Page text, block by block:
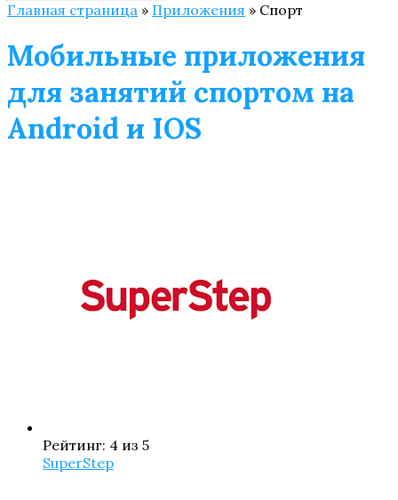
Главная страница » Приложения » Спорт
Мобильные приложения
для занятий спортом на
Android и IOS
Рейтинг: 4 из 5
SuperStep